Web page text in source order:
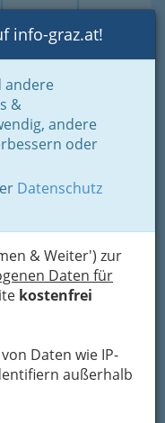
Login Toggle
info-graz.at!
andere
&
andere
oder
Datenschutz
& Weiter') zur
Daten für
kostenfrei
Daten wie IP-
außerhalb